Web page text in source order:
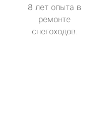
8 лет опыта в
ремонте
снегоходов.